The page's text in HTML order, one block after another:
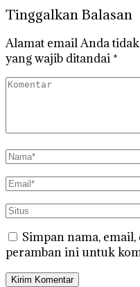
Tinggalkan Balasan
Alamat email Anda
yang wajib ditandai *
Simpan nama, email,
peramban ini untuk